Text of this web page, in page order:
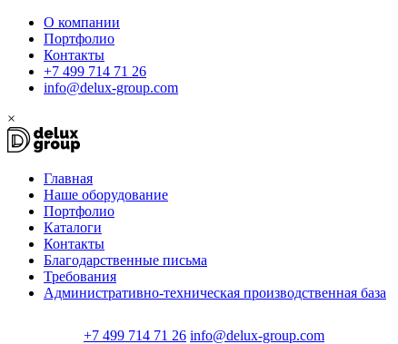
О компании
Портфолио
Контакты
+7 499 714 71 26
info@delux-group.com
×
Главная
Наше оборудование
Портфолио
Каталоги
Контакты
Благодарственные письма
Требования
Административно-техническая производственная база
+7 499 714 71 26 info@delux-group.com